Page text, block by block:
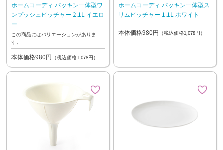
ホームコーディ パッキン一体型ワ
ンプッシュピッチャー 2.1L イエロ
ー
この商品にはバリエーションがありま
す。
本体価格980円 （税込価格1,078円）
ホームコーディ パッキン一体型ス
リムピッチャー 1.1L ホワイト
本体価格980円 （税込価格1,078円）